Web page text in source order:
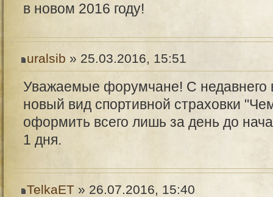
в новом 2016 году!
uralsib » 25.03.2016, 15:51
Уважаемые форумчане! С недавнего
новый вид спортивной страховки
оформить всего лишь за день до
1 дня.
TelkaET » 26.07.2016, 15:40